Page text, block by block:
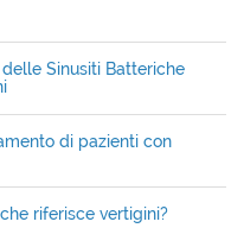
Sinusiti Batteriche
di pazienti con
riferisce vertigini?